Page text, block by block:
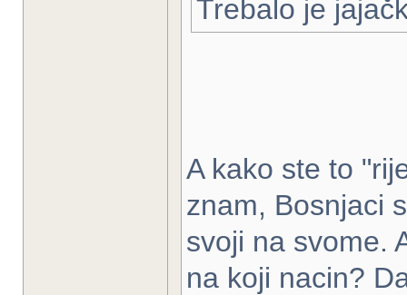
Trebalo je
A kako ste to
znam, Bosnjaci
svoji na svome.
na koji nacin?